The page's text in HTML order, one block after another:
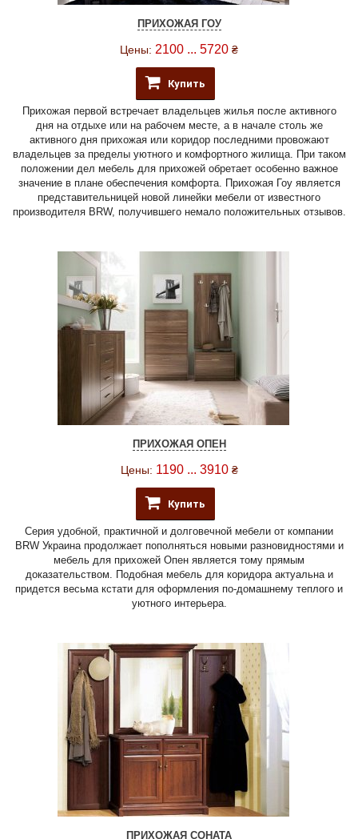
ПРИХОЖАЯ ГОУ
Цены: 2100 ... 5720 ₴
Купить
Прихожая первой встречает владельцев жилья после активного
дня на отдыхе или на рабочем месте, а в начале столь же
активного дня прихожая или коридор последними провожают
владельцев за пределы уютного и комфортного жилища. При таком
положении дел мебель для прихожей обретает особенно важное
значение в плане обеспечения комфорта. Прихожая Гоу является
представительницей новой линейки мебели от известного
производителя BRW, получившего немало положительных отзывов.
ПРИХОЖАЯ ОПЕН
Цены: 1190 ... 3910 ₴
Купить
Серия удобной, практичной и долговечной мебели от компании
BRW Украина продолжает пополняться новыми разновидностями и
мебель для прихожей Опен является тому прямым
доказательством. Подобная мебель для коридора актуальна и
придется весьма кстати для оформления по-домашнему теплого и
уютного интерьера.
ПРИХОЖАЯ СОНАТА